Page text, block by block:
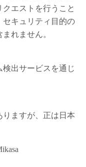
エストを行うこと
セキュリティ目的の
れません。
出サービスを通じ
りますが、正は日本